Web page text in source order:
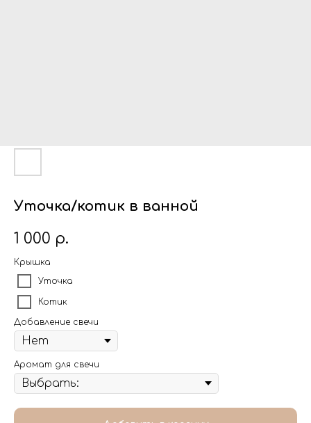
Уточка/котик в ванной
1 000 р.
Крышка
Уточка
Котик
Добавление свечи
Аромат для свечи